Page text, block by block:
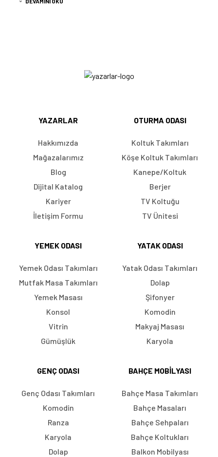
YAZARLAR
Hakkımızda
Mağazalarımız
Blog
Dijital Katalog
Kariyer
İletişim Formu
OTURMA ODASI
Koltuk Takımları
Köşe Koltuk Takımları
Kanepe/Koltuk
Berjer
TV Koltuğu
TV Ünitesi
YEMEK ODASI
Yemek Odası Takımları
Mutfak Masa Takımları
Yemek Masası
Konsol
Vitrin
Gümüşlük
YATAK ODASI
Yatak Odası Takımları
Dolap
Şifonyer
Komodin
Makyaj Masası
Karyola
GENÇ ODASI
Genç Odası Takımları
Komodin
Ranza
Karyola
Dolap
BAHÇE MOBILYASI
Bahçe Masa Takımları
Bahçe Masaları
Bahçe Sehpaları
Bahçe Koltukları
Balkon Mobilyası